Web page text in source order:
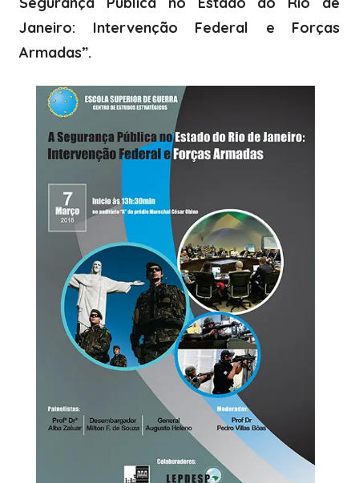
Janeiro: Intervenção Federal e Forças
Armadas”.